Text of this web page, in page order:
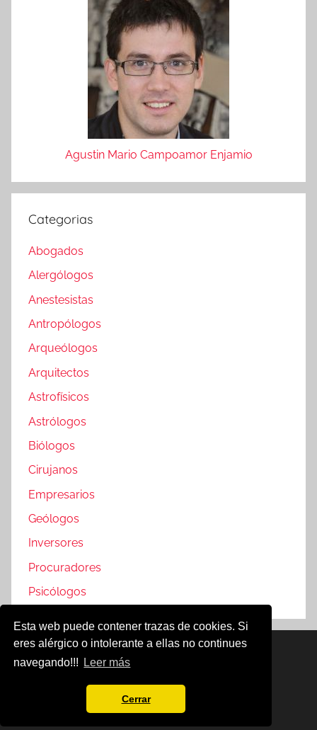
Esta web puede contener trazas de cookies. Si
eres alérgico o intolerante a ellas no continues
navegando!!!
Leer más
Cerrar
Agustin Mario Campoamor Enjamio
Categorias
Abogados
Alergólogos
Anestesistas
Antropólogos
Arqueólogos
Arquitectos
Astrofísicos
Astrólogos
Biólogos
Cirujanos
Empresarios
Geólogos
Inversores
Procuradores
Psicólogos
Famosos @2019
Política de Cookies